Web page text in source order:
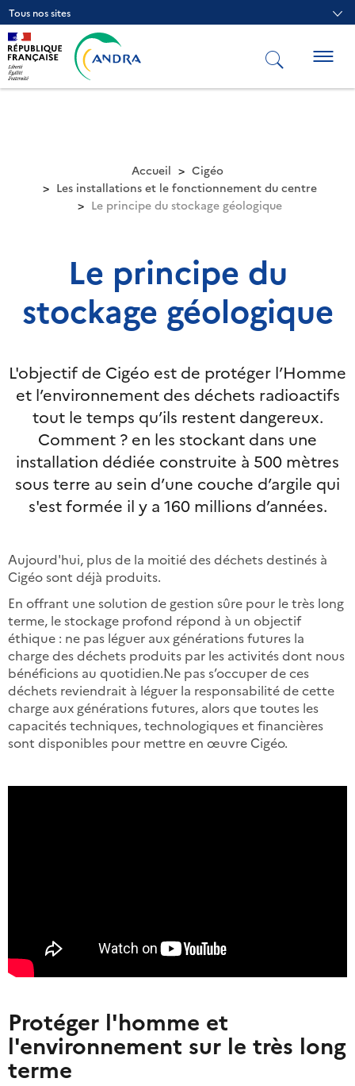
Aller
au
contenu
principal
Tous nos sites
Accueil
Cigéo
Les installations et le fonctionnement du centre
Le principe du stockage géologique
Le principe du
stockage géologique
L'objectif de Cigéo est de protéger l’Homme
et l’environnement des déchets radioactifs
tout le temps qu’ils restent dangereux.
Comment ? en les stockant dans une
installation dédiée construite à 500 mètres
sous terre au sein d’une couche d’argile qui
s'est formée il y a 160 millions d’années.
Aujourd'hui, plus de la moitié des déchets destinés à
Cigéo sont déjà produits.
En offrant une solution de gestion sûre pour le très long
terme, le stockage profond répond à un objectif
éthique : ne pas léguer aux générations futures la
charge des déchets produits par les activités dont nous
bénéficions au quotidien.Ne pas s’occuper de ces
déchets reviendrait à léguer la responsabilité de cette
charge aux générations futures, alors que toutes les
capacités techniques, technologiques et financières
sont disponibles pour mettre en œuvre Cigéo.
Protéger l'homme et
l'environnement sur le très long
terme